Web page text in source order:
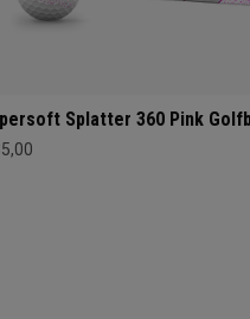
Splatter 360 Pink